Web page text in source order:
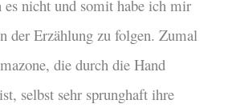
es nicht und somit habe ich mir
der Erzählung zu folgen. Zumal
die durch die Hand
selbst sehr sprunghaft ihre